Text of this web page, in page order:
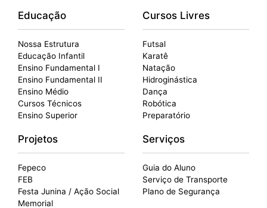
Educação
Nossa Estrutura
Educação Infantil
Ensino Fundamental I
Ensino Fundamental II
Ensino Médio
Cursos Técnicos
Ensino Superior
Cursos Livres
Futsal
Karatê
Natação
Hidroginástica
Dança
Robótica
Preparatório
Projetos
Fepeco
FEB
Festa Junina / Ação Social
Memorial
Serviços
Guia do Aluno
Serviço de Transporte
Plano de Segurança